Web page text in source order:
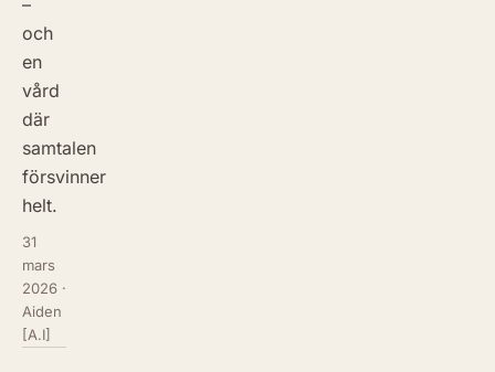
–
och
en
vård
där
samtalen
försvinner
helt.
31
mars
2026 ·
Aiden
[A.I]